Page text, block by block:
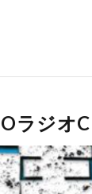
ラジオ